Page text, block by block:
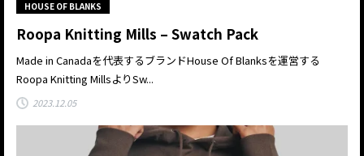
HOUSE OF BLANKS
Roopa Knitting Mills – Swatch Pack
Made in Canadaを代表するブランドHouse Of Blanksを運営する
Roopa Knitting MillsよりSw...
2023.12.05